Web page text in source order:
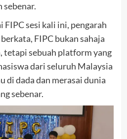
sebenar.
sesi kali ini, pengarah
FIPC bukan sahaja
tetapi sebuah platform yang
dari seluruh Malaysia
di dada dan merasai dunia
sebenar.